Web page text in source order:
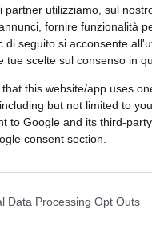
partner utilizziamo, sul
fornire funzionalità
di seguito si acconsente
tue scelte sul consenso in
that this website/app uses
but not limited to
to Google and its third-
consent section.
Data Processing Opt Outs
Committee,
sulla veridicità
Putin e Trump nel
– e ormai è
di un vero
che il governo